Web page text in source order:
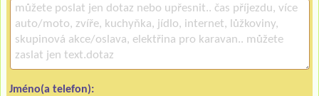
Jméno(a telefon):